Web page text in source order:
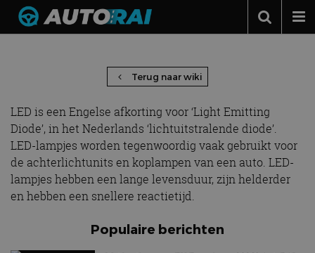
Automerken
Adverteren
Contact
LED – Light Emitting Diode
Terug naar wiki
LED is een Engelse afkorting voor ‘Light Emitting
Diode’, in het Nederlands ‘lichtuitstralende diode’.
LED-lampjes worden tegenwoordig vaak gebruikt voor
de achterlichtunits en koplampen van een auto. LED-
lampjes hebben een lange levensduur, zijn helderder
en hebben een snellere reactietijd.
Populaire berichten